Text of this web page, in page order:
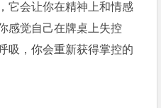
它会让你在精神上和情感
感觉自己在牌桌上失控
吸，你会重新获得掌控的